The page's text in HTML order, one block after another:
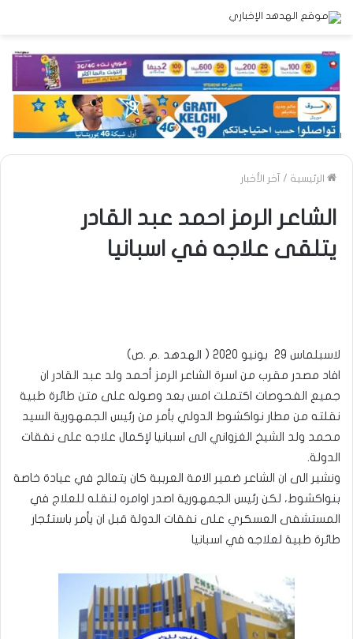
الرئيسية / آخر الأخبار
الشاعر الرمز احمد عبد القادر
يتلقى علاجه في اسبانيا
لاسبلماس 29 بونيو 2020 ( الهدهد .م .ص)
افاد مصدر مقرب من اسرة الشاعر الرمز أحمد ولد عبد القادر ان
جميع الفحوصات اكتملت امس بعد وصوله على متن طائرة طبية
نقلته من مطار نواكشوط الدولي بأمر من رئيس الجمهورية السيد
محمد ولد الشيخ الغزواني الى اسبانيا لإكمال علاجه على نفقات
الدولة.
ونشير الى ان الشاعر ضمير الامة العرببة كان يتعالج في عيادة خاصة
بنواكشوط، لكن رئيس الجمهورية اصدر اوامره لنقله للعلاج في
المستشفى العسكري على نفقات الدولة قبل ان يأمر باستئجار
طائرة طبية لعلاجه في اسبانيا